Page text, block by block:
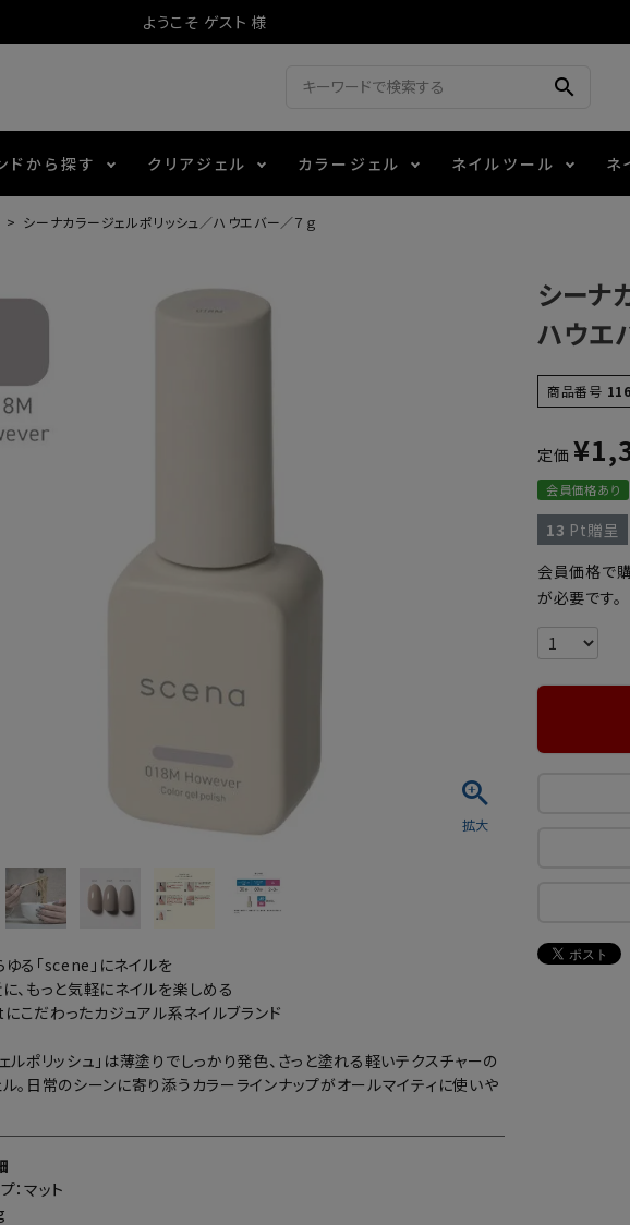
ようこそ ゲスト 様
search
ドから探す クリアジェル カラージェル
ティジェル
イジェル
ネイルツール
セット・シザー・スパチュラ
イト
ネ
ー・フレーク
シーナカラージェルポリッシュ／ハウエバー／７ｇ
る「scene」にネイルを
、もっと気軽にネイルを楽しめる
こだわったカジュアル系ネイルブランド
ルポリッシュ」は薄塗りでしっかり発色、さっと塗れる軽いテクスチャーの
。日常のシーンに寄り添うカラーラインナップがオールマイティに使いや
：マット
シーナ
ハウエ
商品番号
定価 ¥
会員価格あり
13 Pt贈呈
会員価格で
が必要です。